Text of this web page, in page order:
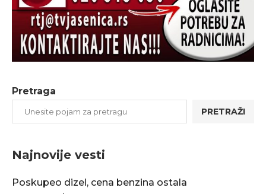
Pretraga
PRETRAŽI
Najnovije vesti
Poskupeo dizel, cena benzina ostala